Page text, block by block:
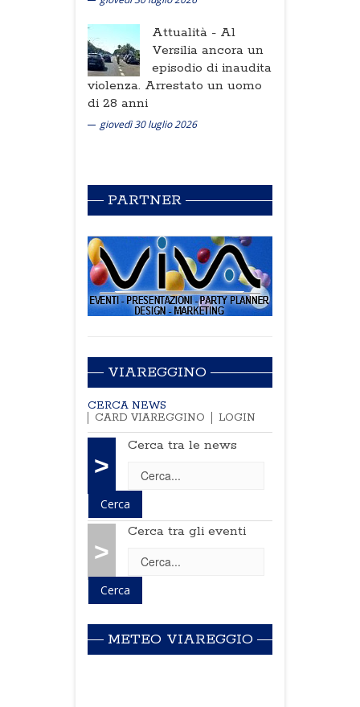
Attualità - Al
Versilia ancora un
episodio di inaudita
violenza. Arrestato un uomo
di 28 anni
giovedì 30 luglio 2026
PARTNER
VIAREGGINO
CERCA NEWS
CARD VIAREGGINO
LOGIN
>
Cerca tra le news
>
Cerca tra gli eventi
METEO VIAREGGIO